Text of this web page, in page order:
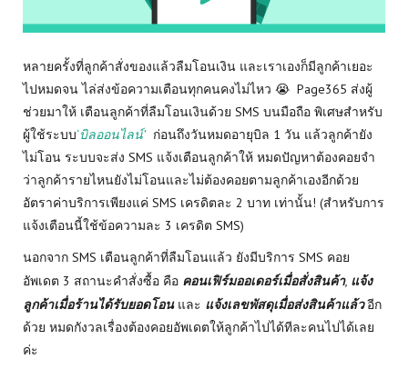
หลายครั้งที่ลูกค้าสั่งของแล้วลืมโอนเงิน และเราเองก็มีลูกค้าเยอะ
ไปหมดจน ไล่ส่งข้อความเตือนทุกคนคงไม่ไหว 😭 Page365 ส่งผู้
ช่วยมาให้ เตือนลูกค้าที่ลืมโอนเงินด้วย SMS บนมือถือ พิเศษสำหรับ
ผู้ใช้ระบบ‘บิลออนไลน์’ก่อนถึงวันหมดอายุบิล 1 วัน แล้วลูกค้ายัง
ไม่โอน ระบบจะส่ง SMS แจ้งเตือนลูกค้าให้ หมดปัญหาต้องคอยจำ
ว่าลูกค้ารายไหนยังไม่โอนและไม่ต้องคอยตามลูกค้าเองอีกด้วย
อัตราค่าบริการเพียงแค่ SMS เครดิตละ 2 บาท เท่านั้น! (สำหรับการ
แจ้งเตือนนี้ใช้ข้อความละ 3 เครดิต SMS)
นอกจาก SMS เตือนลูกค้าที่ลืมโอนแล้ว ยังมีบริการ SMS คอย
อัพเดต 3 สถานะคำสั่งซื้อ คือ คอนเฟิร์มออเดอร์เมื่อสั่งสินค้า, แจ้ง
ลูกค้าเมื่อร้านได้รับยอดโอนและ แจ้งเลขพัสดุเมื่อส่งสินค้าแล้วอีก
ด้วย หมดกังวลเรื่องต้องคอยอัพเดตให้ลูกค้าไปได้ทีละคนไปได้เลย
ค่ะ